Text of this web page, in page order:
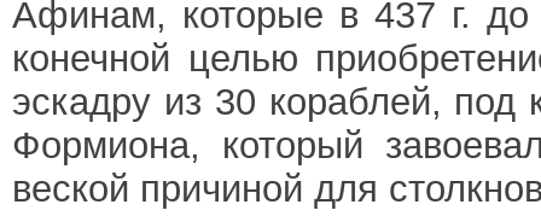
Афинам, которые в 437 г.
конечной целью
эскадру из 30 кораблей,
Формиона, который
веской причиной для